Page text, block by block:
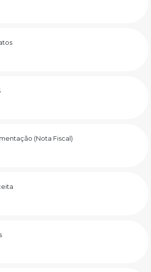
(Nota Fiscal)